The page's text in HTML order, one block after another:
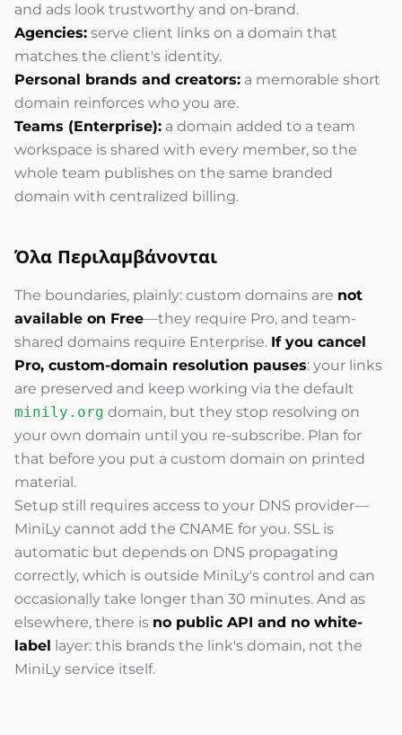
and ads look trustworthy and on-brand.
Agencies: serve client links on a domain that
matches the client's identity.
Personal brands and creators: a memorable short
domain reinforces who you are.
Teams (Enterprise): a domain added to a team
workspace is shared with every member, so the
whole team publishes on the same branded
domain with centralized billing.
Όλα Περιλαμβάνονται
The boundaries, plainly: custom domains are not
available on Free—they require Pro, and team-
shared domains require Enterprise. If you cancel
Pro, custom-domain resolution pauses: your links
are preserved and keep working via the default
minily.org domain, but they stop resolving on
your own domain until you re-subscribe. Plan for
that before you put a custom domain on printed
material.
Setup still requires access to your DNS provider—
MiniLy cannot add the CNAME for you. SSL is
automatic but depends on DNS propagating
correctly, which is outside MiniLy's control and can
occasionally take longer than 30 minutes. And as
elsewhere, there is no public API and no white-
label layer: this brands the link's domain, not the
MiniLy service itself.